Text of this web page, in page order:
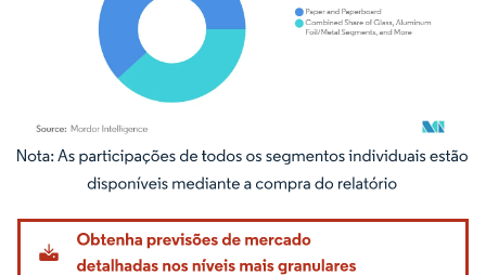
Imagem © Mordor Intelligence. O reuso requer atribuição conforme CC BY 4.0.